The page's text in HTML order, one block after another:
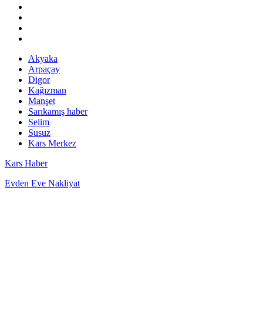
Akyaka
Arpaçay
Digor
Kağızman
Manşet
Sarıkamış haber
Selim
Susuz
Kars Merkez
Kars Haber
Evden Eve Nakliyat